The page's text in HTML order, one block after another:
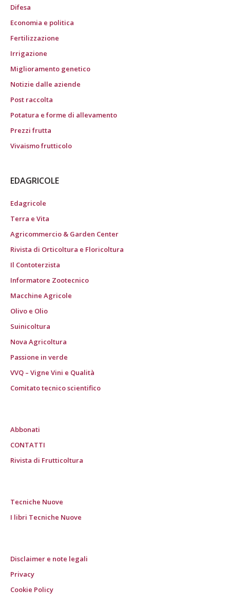
Difesa
Economia e politica
Fertilizzazione
Irrigazione
Miglioramento genetico
Notizie dalle aziende
Post raccolta
Potatura e forme di allevamento
Prezzi frutta
Vivaismo frutticolo
EDAGRICOLE
Edagricole
Terra e Vita
Agricommercio & Garden Center
Rivista di Orticoltura e Floricoltura
Il Contoterzista
Informatore Zootecnico
Macchine Agricole
Olivo e Olio
Suinicoltura
Nova Agricoltura
Passione in verde
VVQ – Vigne Vini e Qualità
Comitato tecnico scientifico
Abbonati
CONTATTI
Rivista di Frutticoltura
Tecniche Nuove
I libri Tecniche Nuove
Disclaimer e note legali
Privacy
Cookie Policy